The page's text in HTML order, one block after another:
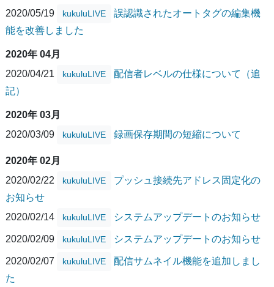
2020/05/19
kukuluLIVE
誤認識されたオートタグの編集機
能を改善しました
2020年 04月
2020/04/21
kukuluLIVE
配信者レベルの仕様について（追
記）
2020年 03月
2020/03/09
kukuluLIVE 録画保存期間の短縮について
2020年 02月
2020/02/22
kukuluLIVE
プッシュ接続先アドレス固定化の
お知らせ
2020/02/14
kukuluLIVE システムアップデートのお知らせ
2020/02/09 kukuluLIVE システムアップデートのお知らせ
2020/02/07 kukuluLIVE
配信サムネイル機能を追加しまし
た